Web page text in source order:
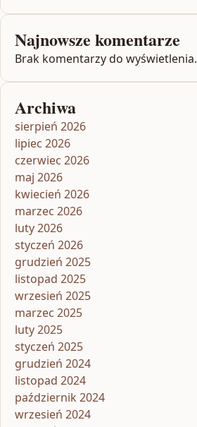
Najnowsze komentarze
Brak komentarzy do wyświetlenia.
Archiwa
sierpień 2026
lipiec 2026
czerwiec 2026
maj 2026
kwiecień 2026
marzec 2026
luty 2026
styczeń 2026
grudzień 2025
listopad 2025
wrzesień 2025
marzec 2025
luty 2025
styczeń 2025
grudzień 2024
listopad 2024
październik 2024
wrzesień 2024